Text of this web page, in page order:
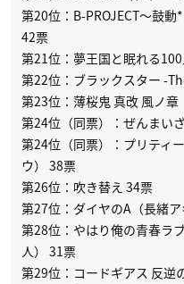
第20位：B-PROJECT〜鼓動
42票
第21位：夢王国と眠れる
第22位：ブラックスター -
第23位：薄桜鬼 真改 風ノ
第24位（同票）：ぜんまい
第24位（同票）：プリティ
ウ） 38票
第26位：吹き替え 34票
第27位：ダイヤのA（長緒
第28位：やはり俺の青春ラ
人） 31票
第29位：コードギアス 反逆